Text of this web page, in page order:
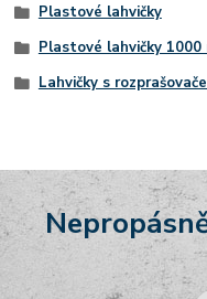
Plastové lahvičky
Plastové lahvičky 1000
Lahvičky s